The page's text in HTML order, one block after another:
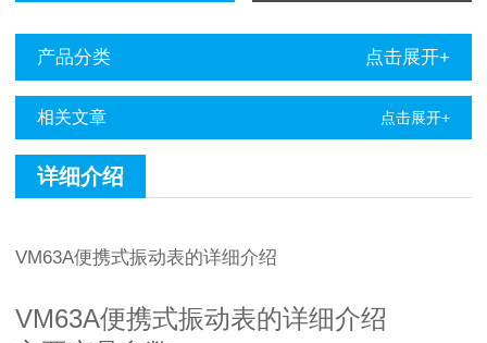
产品分类 点击展开+
相关文章 点击展开+
详细介绍
VM63A便携式振动表的详细介绍
VM63A便携式振动表的详细介绍